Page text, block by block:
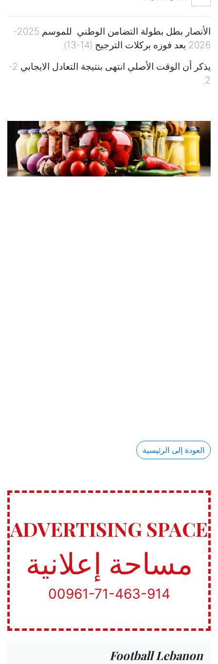
الأنصار بطل بطولة التضامن الوطني للموسم 2025-
2026 بعد فوزه بركلات الترجيح (14-13).
يذكر أن الوقت الأصلي انتهى بنتيجة التعادل الايجابي 2-
2.
العودة إلى الرئيسية
ADVERTISING SPACE
مساحة إعلانية
00961-71-463-914
Football Lebanon